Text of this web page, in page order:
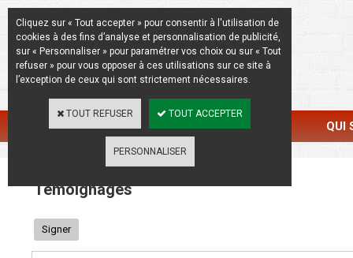
La Beauté de l'Authentique
CATALOGUE RÉALISATIONS QUI
Témoignages
Signer
Cliquez sur « Tout accepter » pour consentir à l'utilisation de
cookies à des fins d’analyse et personnalisation de publicité,
sur « Personnaliser » pour paramétrer vos choix ou sur « Tout
refuser » pour vous opposer à ces utilisations sur ce site à
l’exception de ceux qui sont strictement nécessaires.
TOUT REFUSER TOUT ACCEPTER
PERSONNALISER